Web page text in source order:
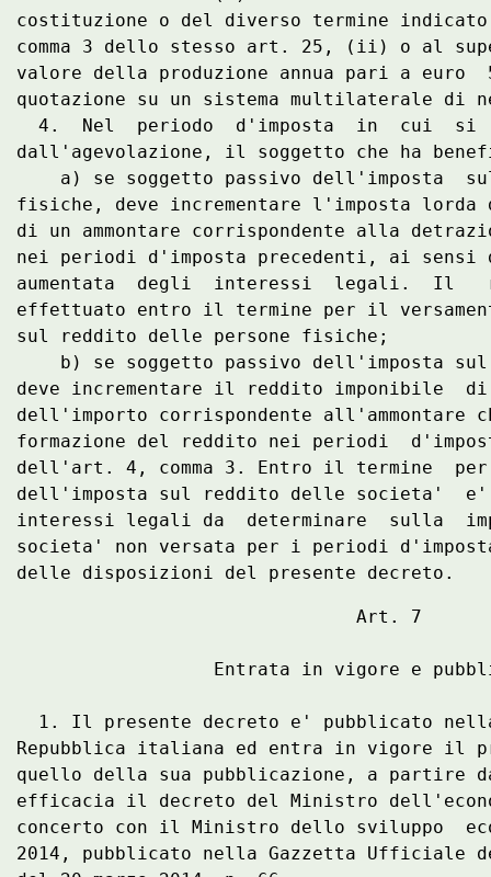
costituzione o del diverso termine
comma 3 dello stesso art. 25, (ii) o al
valore della produzione annua pari a
quotazione su un sistema multilaterale di
4.  Nel  periodo  d'imposta  in  cui  si
dall'agevolazione, il soggetto che ha
a) se soggetto passivo dell'imposta
fisiche, deve incrementare l'imposta
di un ammontare corrispondente alla
nei periodi d'imposta precedenti, ai
aumentata  degli  interessi  legali.  Il
effettuato entro il termine per il
sul reddito delle persone fisiche;
b) se soggetto passivo dell'imposta
deve incrementare il reddito imponibile
dell'importo corrispondente all'ammontare
formazione del reddito nei periodi
dell'art. 4, comma 3. Entro il termine
dell'imposta sul reddito delle societa'
interessi legali da  determinare  sulla
societa' non versata per i periodi
                               Art. 7
Entrata in vigore e
1. Il presente decreto e' pubblicato
Repubblica italiana ed entra in vigore il
quello della sua pubblicazione, a partire
efficacia il decreto del Ministro
concerto con il Ministro dello sviluppo
2014, pubblicato nella Gazzetta Ufficiale